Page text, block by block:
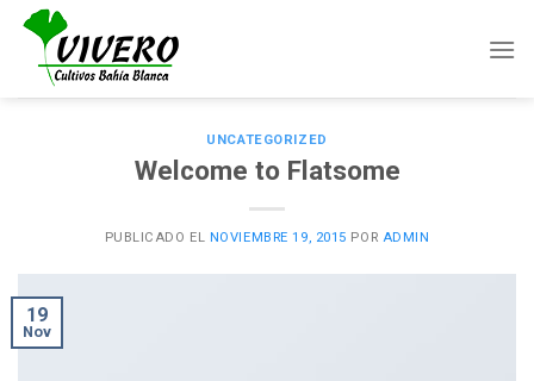
Skip
content
UNCATEGORIZED
Welcome to Flatsome
PUBLICADO EL NOVIEMBRE 19, 2015 POR ADMIN
19
Nov